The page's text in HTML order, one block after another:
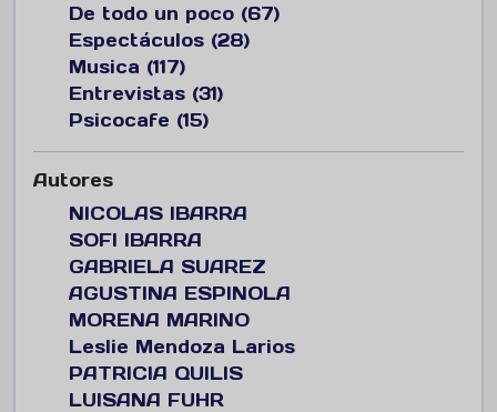
De todo un poco (67)
Espectáculos (28)
Musica (117)
Entrevistas (31)
Psicocafe (15)
Autores
NICOLAS IBARRA
SOFI IBARRA
GABRIELA SUAREZ
AGUSTINA ESPINOLA
MORENA MARINO
Leslie Mendoza Larios
PATRICIA QUILIS
LUISANA FUHR